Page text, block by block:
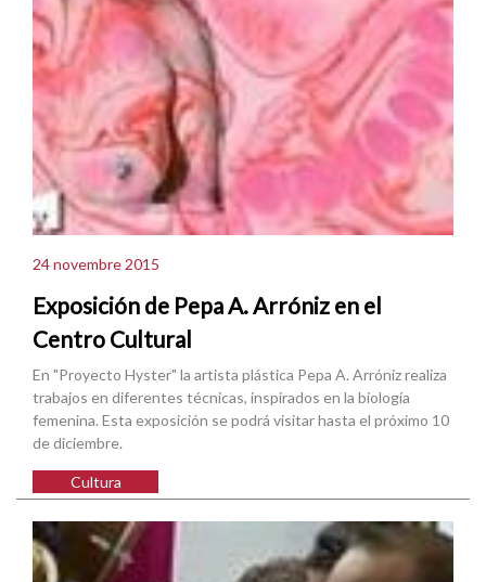
24 novembre 2015
Exposición de Pepa A. Arróniz en el
Centro Cultural
En "Proyecto Hyster" la artista plástica Pepa A. Arróniz realiza
trabajos en diferentes técnicas, inspirados en la biología
femenina. Esta exposición se podrá visitar hasta el próximo 10
de diciembre.
Cultura